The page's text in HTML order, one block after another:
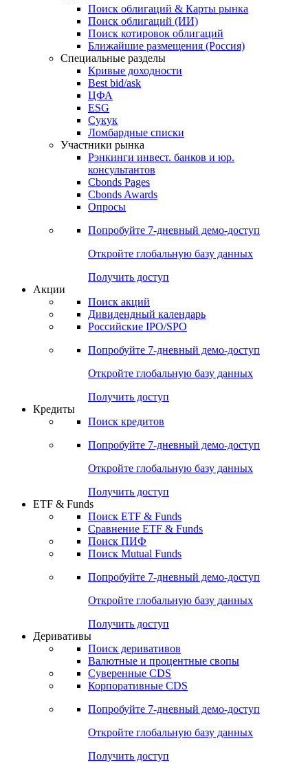
ежеквартальный аналитический журнал
Облигации
Поиски
Поиск облигаций & Карты рынка
Поиск облигаций (ИИ)
Поиск котировок облигаций
Ближайшие размещения (Россия)
Специальные разделы
Кривые доходности
Best bid/ask
ЦФА
ESG
Сукук
Ломбардные списки
Участники рынка
Рэнкинги инвест. банков и юр.
Cbonds Pages
Опросы
Попробуйте7-дневный
Откройте глобальную базу данных
Получить доступ
Поиск акций
Российские IPO/SPO
Попробуйте7-дневный
Откройте глобальную базу данных
Получить доступ
Поиск кредитов
Попробуйте7-дневный
Откройте глобальную базу данных
Получить доступ
ETF & Funds
Сравнение ETF & Funds
Поиск Mutual Funds
Попробуйте7-дневный
Откройте глобальную базу данных
Получить доступ
Деривативы
Валютные и процентные свопы
Корпоративные CDS
Попробуйте7-дневный